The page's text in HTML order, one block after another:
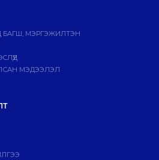
БАГШ, МЭРГЭЖИЛТЭН
МЭДЭЭЛЭЛ